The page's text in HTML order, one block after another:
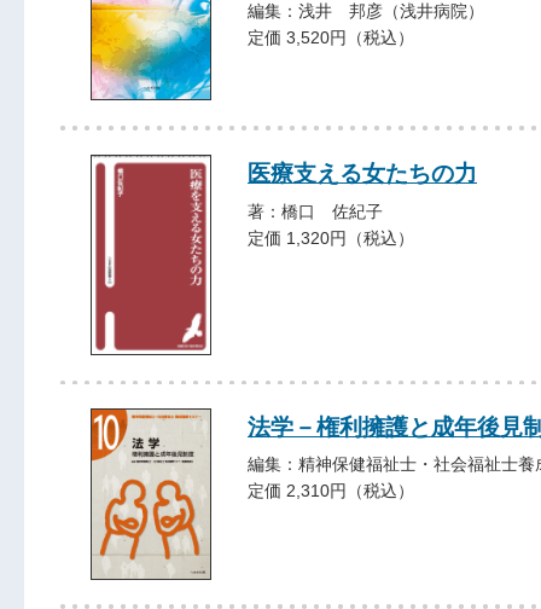
編集：浅井 邦彦（浅井病院）
定価 3,520円（税込）
医療支える女たちの力
著：橋口 佐紀子
定価 1,320円（税込）
法学－権利擁護と成年後見
編集：精神保健福祉士・社会福祉士
定価 2,310円（税込）